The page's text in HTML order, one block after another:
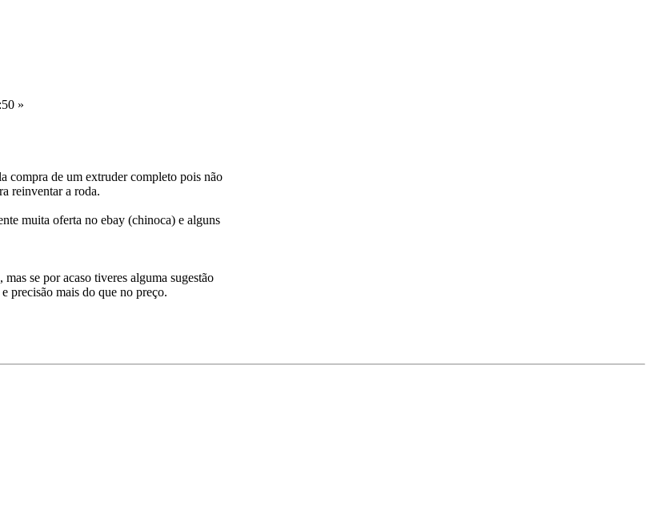
»
compra de um extruder completo pois não
reinventar a roda.
muita oferta no ebay (chinoca) e alguns
se por acaso tiveres alguma sugestão
precisão mais do que no preço.